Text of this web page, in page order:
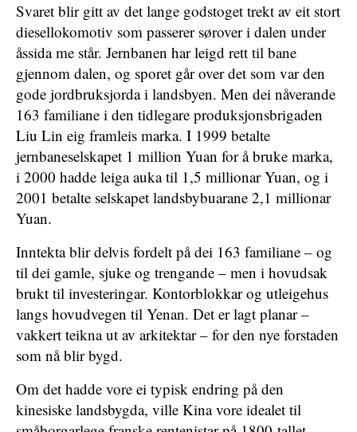
Svaret blir gitt av det lange godstoget trekt av eit stort
diesellokomotiv som passerer sørover i dalen under
åssida me står. Jernbanen har leigd rett til bane
gjennom dalen, og sporet går over det som var den
gode jordbruksjorda i landsbyen. Men dei nåverande
163 familiane i den tidlegare produksjonsbrigaden
Liu Lin eig framleis marka. I 1999 betalte
jernbaneselskapet 1 million Yuan for å bruke marka,
i 2000 hadde leiga auka til 1,5 millionar Yuan, og i
2001 betalte selskapet landsbybuarane 2,1 millionar
Yuan.
Inntekta blir delvis fordelt på dei 163 familiane – og
til dei gamle, sjuke og trengande – men i hovudsak
brukt til investeringar. Kontorblokkar og utleigehus
langs hovudvegen til Yenan. Det er lagt planar –
vakkert teikna ut av arkitektar – for den nye forstaden
som nå blir bygd.
Om det hadde vore ei typisk endring på den
kinesiske landsbygda, ville Kina vore idealet til